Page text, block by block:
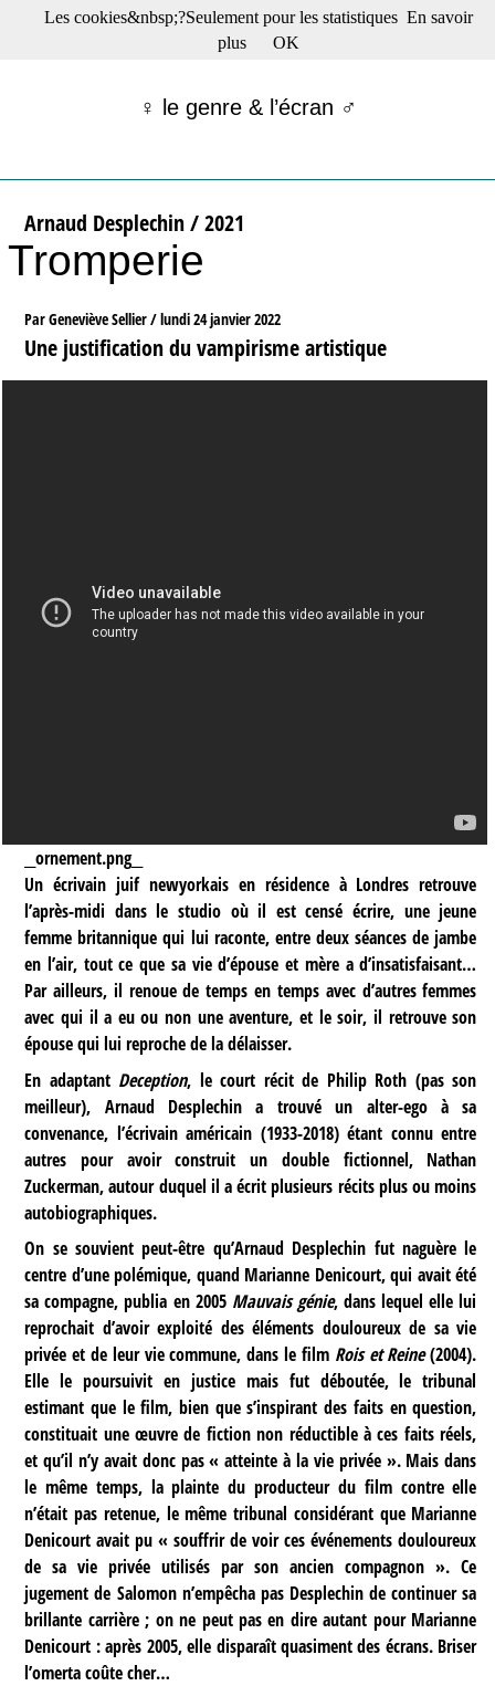
☰ Menu
Films récents
Tribunes
Bloc-notes
Archives
S’abonner à la Lettre !
♀ le genre & l’écran ♂
Arnaud Desplechin / 2021
Tromperie
Par Geneviève Sellier /lundi 24 janvier 2022
Une justification du vampirisme artistique
__ornement.png__
Un écrivain juif newyorkais en résidence à Londres retrouve
l’après-midi dans le studio où il est censé écrire, une jeune
femme britannique qui lui raconte, entre deux séances de jambe
en l’air, tout ce que sa vie d’épouse et mère a d’insatisfaisant…
Par ailleurs, il renoue de temps en temps avec d’autres femmes
avec qui il a eu ou non une aventure, et le soir, il retrouve son
épouse qui lui reproche de la délaisser.
En adaptant Deception, le court récit de Philip Roth (pas son
meilleur), Arnaud Desplechin a trouvé un alter-ego à sa
convenance, l’écrivain américain (1933-2018) étant connu entre
autres pour avoir construit un double fictionnel, Nathan
Zuckerman, autour duquel il a écrit plusieurs récits plus ou moins
autobiographiques.
On se souvient peut-être qu’Arnaud Desplechin fut naguère le
centre d’une polémique, quand Marianne Denicourt, qui avait été
sa compagne, publia en 2005 Mauvais génie, dans lequel elle lui
reprochait d’avoir exploité des éléments douloureux de sa vie
privée et de leur vie commune, dans le film Rois et Reine(2004).
Elle le poursuivit en justice mais fut déboutée, le tribunal
estimant que le film, bien que s’inspirant des faits en question,
constituait une œuvre de fiction non réductible à ces faits réels,
et qu’il n’y avait donc pas « atteinte à la vie privée ». Mais dans
le même temps, la plainte du producteur du film contre elle
n’était pas retenue, le même tribunal considérant que Marianne
Denicourt avait pu « souffrir de voir ces événements douloureux
de sa vie privée utilisés par son ancien compagnon ». Ce
jugement de Salomon n’empêcha pas Desplechin de continuer sa
brillante carrière ; on ne peut pas en dire autant pour Marianne
Denicourt : après 2005, elle disparaît quasiment des écrans. Briser
l’omerta coûte cher…
Les cookies&nbsp;?Seulement pour les statistiques En savoir
plus
OK